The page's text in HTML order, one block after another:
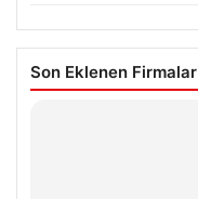
Son Eklenen Firmalar